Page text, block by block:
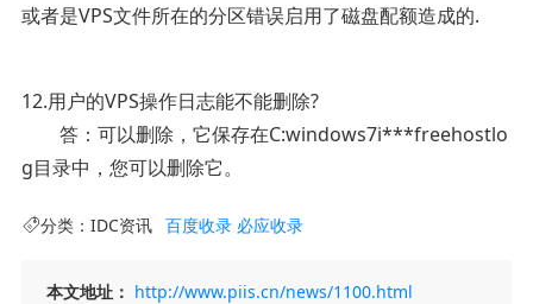
或者是VPS文件所在的分区错误启用了磁盘配额造成的.
12.用户的VPS操作日志能不能删除?
答：可以删除，它保存在C:windows7i***freehostlo
g目录中，您可以删除它。
分类： IDC资讯 百度收录 必应收录
本文地址： http://www.piis.cn/news/1100.html